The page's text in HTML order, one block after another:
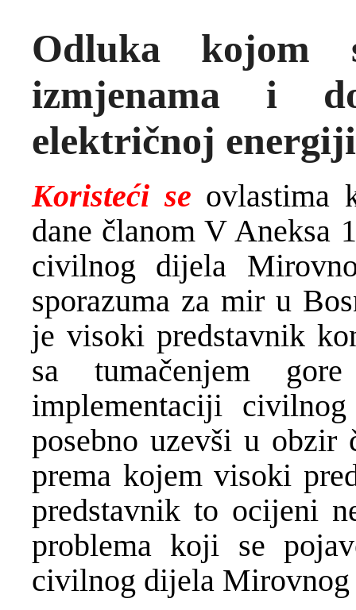
Odluka kojom
izmjenama i
električnoj energiji
Koristeći se ovlastima
dane članom V Aneksa
civilnog dijela
sporazuma za mir u
je visoki predstavnik
sa tumačenjem
implementaciji
posebno uzevši u
prema kojem visoki
predstavnik to ocijeni
problema koji se
civilnog dijela Mirovnog